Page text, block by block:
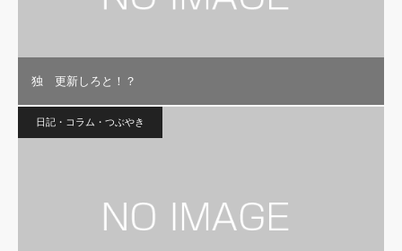
独 更新しろと！？
日記・コラム・つぶやき